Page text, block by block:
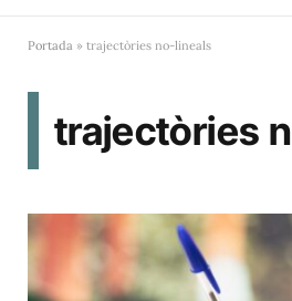
Portada » trajectòries no-lineals
trajectòries